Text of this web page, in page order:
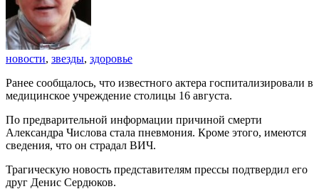
новости, звезды, здоровье
Ранее сообщалось, что известного актера госпитализировали в
медицинское учреждение столицы 16 августа.
По предварительной информации причиной смерти
Александра Числова стала пневмония. Кроме этого, имеются
сведения, что он страдал ВИЧ.
Трагическую новость представителям прессы подтвердил его
друг Денис Сердюков.